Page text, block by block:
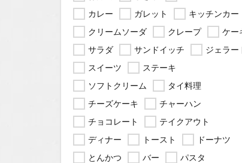
カレー
ガレット
キッチンカー
クリームソーダ
クレープ
ケー
サラダ
サンドイッチ
ジェラー
スイーツ
ステーキ
ソフトクリーム
タイ料理
チーズケーキ
チャーハン
チョコレート
テイクアウト
ディナー
トースト
ドーナツ
とんかつ
バー
パスタ